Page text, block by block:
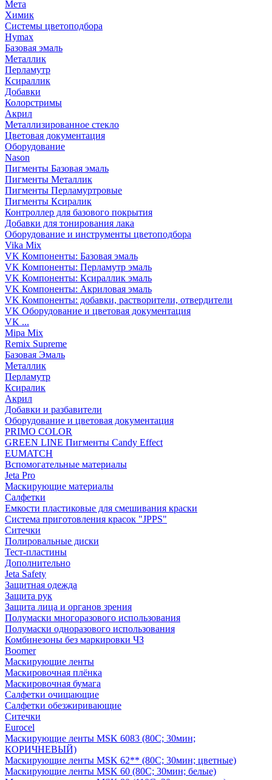
Мета
Химик
Системы цветоподбора
Hymax
Базовая эмаль
Металлик
Перламутр
Ксираллик
Добавки
Колорстримы
Акрил
Металлизированное стекло
Цветовая документация
Оборудование
Nason
Пигменты Базовая эмаль
Пигменты Металлик
Пигменты Перламуртровые
Пигменты Ксиралик
Контроллер для базового покрытия
Добавки для тонирования лака
Оборудование и инструменты цветоподбора
Vika Mix
VK Компоненты: Базовая эмаль
VK Компоненты: Перламутр эмаль
VK Компоненты: Ксираллик эмаль
VK Компоненты: Акриловая эмаль
VK Компоненты: добавки, растворители, отвердители
VK Оборудование и цветовая документация
VK ...
Mipa Mix
Remix Supreme
Базовая Эмаль
Металлик
Перламутр
Ксиралик
Акрил
Добавки и разбавители
Оборудование и цветовая документация
PRIMO COLOR
GREEN LINE Пигменты Candy Effect
EUMATCH
Вспомогательные материалы
Jeta Pro
Маскирующие материалы
Салфетки
Емкости пластиковые для смешивания краски
Система приготовления красок "JPPS"
Ситечки
Полировальные диски
Тест-пластины
Дополнительно
Jeta Safety
Защитная одежда
Защита рук
Защита лица и органов зрения
Полумаски многоразового использования
Полумаски одноразового использования
Комбинезоны без маркировки ЧЗ
Boomer
Маскирующие ленты
Маскировочная плёнка
Маскировочная бумага
Салфетки очищающие
Салфетки обезжиривающие
Ситечки
Euroсel
Маскирующие ленты MSK 6083 (80С; 30мин;
КОРИЧНЕВЫЙ)
Маскирующие ленты MSK 62** (80С; 30мин; цветные)
Маскирующие ленты MSK 60 (80С; 30мин; белые)